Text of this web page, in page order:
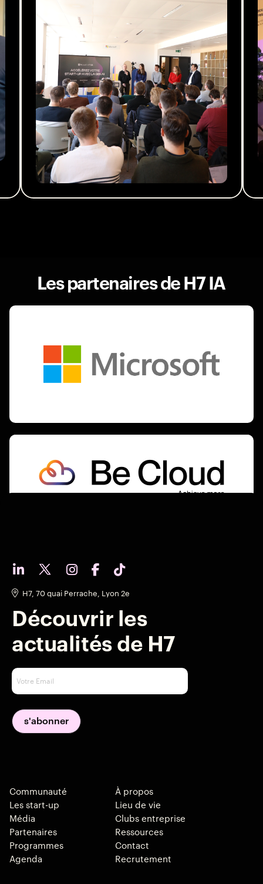
Les partenaires de H7 IA
H7, 70 quai Perrache, Lyon 2e
Découvrir les
actualités de H7
Communauté
Les start-up
Média
Partenaires
Programmes
Agenda
À propos
Lieu de vie
Clubs entreprise
Ressources
Contact
Recrutement